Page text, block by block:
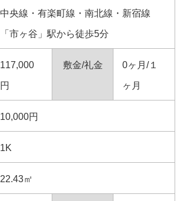
中央線・有楽町線・南北線・新宿線
「市ヶ谷」駅から徒歩5分
117,000
円
敷金/礼金 0ヶ月/１
ヶ月
10,000円
1K
22.43㎡